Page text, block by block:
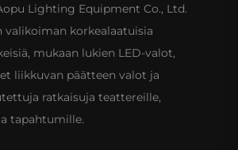
Lighting Equipment Co., Ltd.
valikoiman korkealaatuisia
mukaan lukien LED-valot,
liikkuvan päätteen valot ja
ratkaisuja teattereille,
tapahtumille.